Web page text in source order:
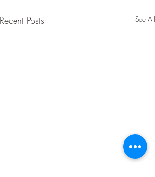
Recent Posts See All